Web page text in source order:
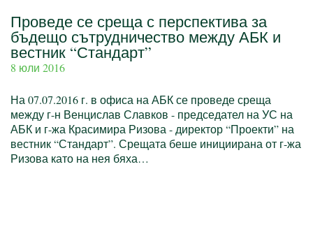
Проведе се среща с перспектива за
бъдещо сътрудничество между АБК и
вестник “Стандарт”
8 юли 2016
На 07.07.2016 г. в офиса на АБК се проведе среща
между г-н Венцислав Славков - председател на УС на
АБК и г-жа Красимира Ризова - директор “Проекти” на
вестник “Стандарт”. Срещата беше инициирана от г-жа
Ризова като на нея бяха…